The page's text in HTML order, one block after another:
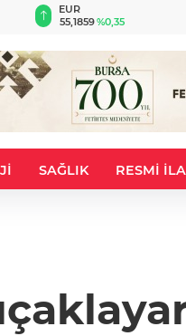
EUR
55,1859%0,35
SAĞLIK RESMİ